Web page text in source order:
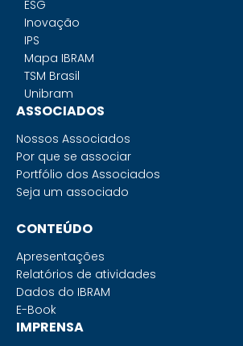
ESG
Inovação
IPS
Mapa IBRAM
TSM Brasil
Unibram
ASSOCIADOS
Nossos Associados
Por que se associar
Portfólio dos Associados
Seja um associado
CONTEÚDO
Apresentações
Relatórios de atividades
Dados do IBRAM
E-Book
IMPRENSA